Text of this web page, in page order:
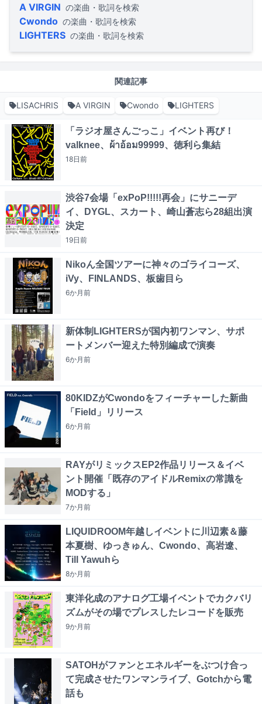
A VIRGIN の楽曲・歌詞を検索
Cwondo の楽曲・歌詞を検索
LIGHTERS の楽曲・歌詞を検索
関連記事
LISACHRIS A VIRGIN Cwondo LIGHTERS
「ラジオ屋さんごっこ」イベント再び！
valknee、ผ้าอ้อม99999、徳利ら集結
18日前
渋谷7会場「exPoP!!!!!再会」にサニーデ
イ、DYGL、スカート、崎山蒼志ら28組出演
決定
19日前
Nikoん全国ツアーに神々のゴライコーズ、
iVy、FINLANDS、板歯目ら
6か月前
新体制LIGHTERSが国内初ワンマン、サポ
ートメンバー迎えた特別編成で演奏
6か月前
80KIDZがCwondoをフィーチャーした新曲
「Field」リリース
6か月前
RAYがリミックスEP2作品リリース＆イベ
ント開催「既存のアイドルRemixの常識を
MODする」
7か月前
LIQUIDROOM年越しイベントに川辺素＆藤
本夏樹、ゆっきゅん、Cwondo、高岩遼、
Till Yawuhら
8か月前
東洋化成のアナログ工場イベントでカクバリ
ズムがその場でプレスしたレコードを販売
9か月前
SATOHがファンとエネルギーをぶつけ合っ
て完成させたワンマンライブ、Gotchから電
話も